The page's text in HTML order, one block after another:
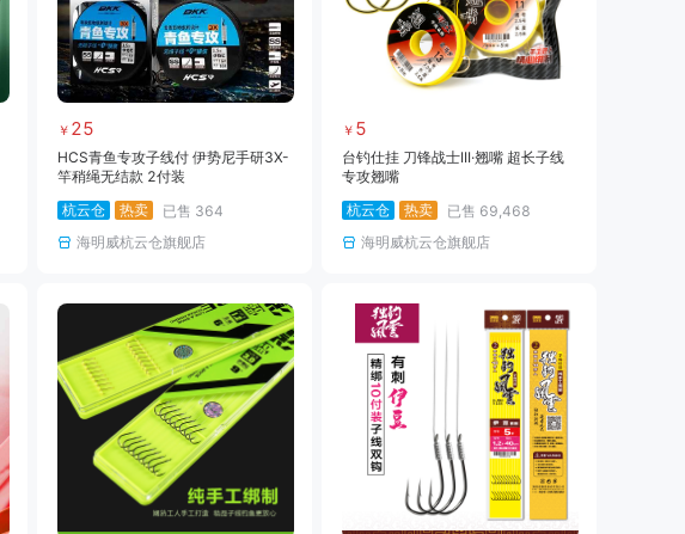
￥ 25
HCS青鱼专攻子线付 伊势尼手研3X-
竿稍绳无结款 2付装
杭云仓
热卖 已售 364
海明威杭云仓旗舰店
￥ 5
台钓仕挂 刀锋战士III·翘嘴 超长子线
专攻翘嘴
杭云仓
热卖 已售 69,468
海明威杭云仓旗舰店